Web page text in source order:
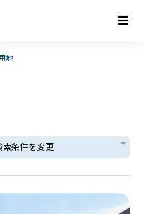
地
索条件を変更